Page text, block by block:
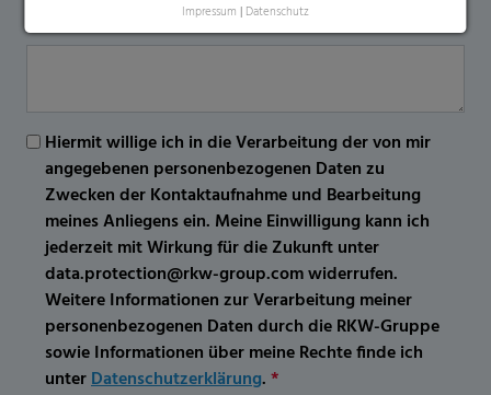
Hiermit willige ich in die Verarbeitung der von mir
angegebenen personenbezogenen Daten zu
Zwecken der Kontaktaufnahme und Bearbeitung
meines Anliegens ein. Meine Einwilligung kann ich
jederzeit mit Wirkung für die Zukunft unter
data.protection@rkw-group.com widerrufen.
Weitere Informationen zur Verarbeitung meiner
personenbezogenen Daten durch die RKW-Gruppe
sowie Informationen über meine Rechte finde ich
unterDatenschutzerklärung.*
Impressum | Datenschutz